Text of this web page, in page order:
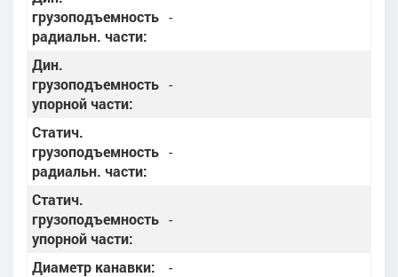
грузоподъемность
радиальн. части:
-
Дин.
грузоподъемность
упорной части:
-
Статич.
грузоподъемность
радиальн. части:
-
Статич.
грузоподъемность
упорной части:
-
Диаметр канавки:
-